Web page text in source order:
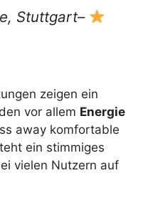
Stuttgart–
zeigen ein
vor allem Energie
away komfortable
ein stimmiges
vielen Nutzern auf